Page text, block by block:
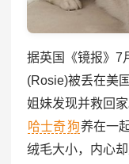
据英国《镜报》7
(Rosie)被丢在美
姐妹发现并救回
哈士奇狗养在一
绒毛大小，内心